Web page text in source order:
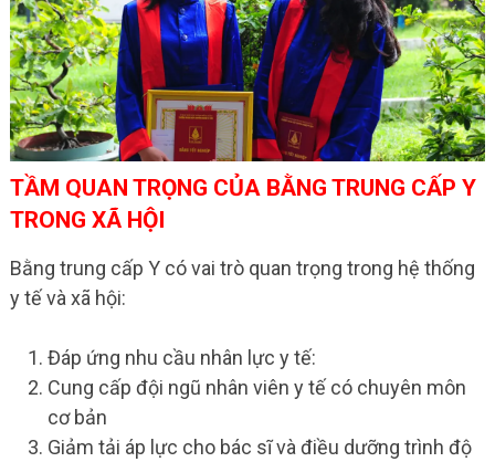
TẦM QUAN TRỌNG CỦA BẰNG TRUNG CẤP Y
TRONG XÃ HỘI
Bằng trung cấp Y có vai trò quan trọng trong hệ thống
y tế và xã hội:
Đáp ứng nhu cầu nhân lực y tế:
Cung cấp đội ngũ nhân viên y tế có chuyên môn
cơ bản
Giảm tải áp lực cho bác sĩ và điều dưỡng trình độ